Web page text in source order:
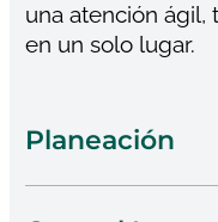
una atención ágil,
en un solo lugar.
Planeación